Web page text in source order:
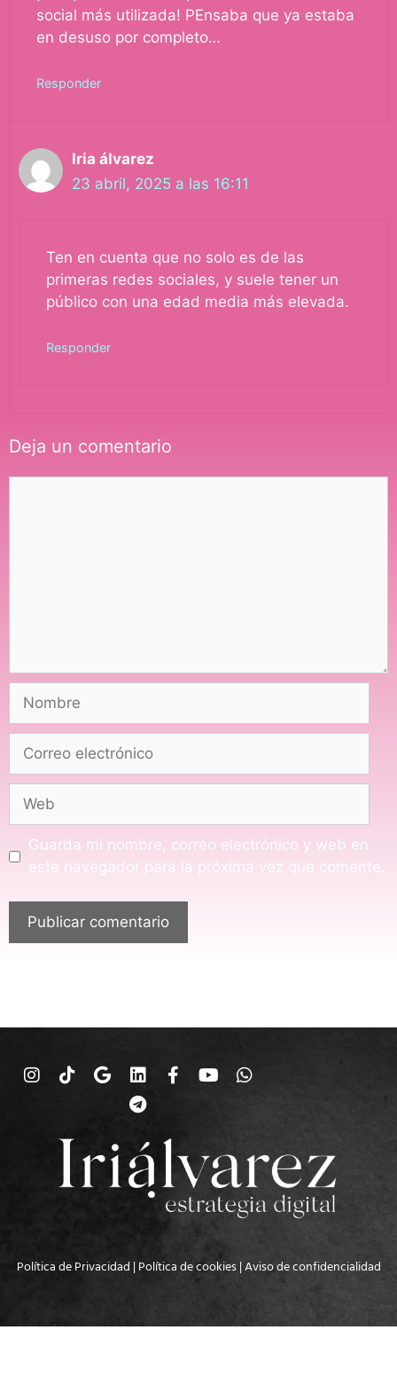
social más utilizada! PEnsaba que ya estaba
en desuso por completo…
Responder
Iria álvarez
23 abril, 2025 a las 16:11
Ten en cuenta que no solo es de las
primeras redes sociales, y suele tener un
público con una edad media más elevada.
Responder
Deja un comentario
Guarda mi nombre, correo electrónico y web en
este navegador para la próxima vez que comente.
Política de Privacidad | Política de cookies|Aviso de confidencialidad